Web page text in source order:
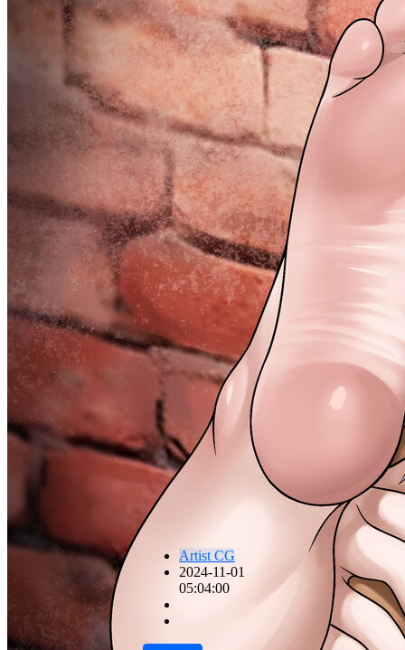
Artist CG
2024-11-01
05:04:00